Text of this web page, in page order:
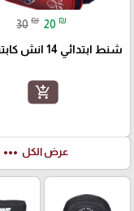
30 ₪ 20 ₪
شنط ابتدائي 14 انش كابتن افنجر
add_shopping_cart
عرض الكل more_horiz